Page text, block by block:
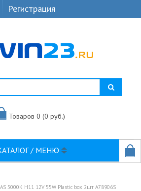
Регистрация
Товаров 0 (0 руб.)
/ МЕНЮ
5000К H11 12V 55W Plastic box 2шт A78906S